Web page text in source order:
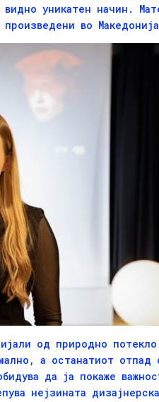
уникатен начин.
во
од природно
а останатиот отпад
да ја покаже
нејзината